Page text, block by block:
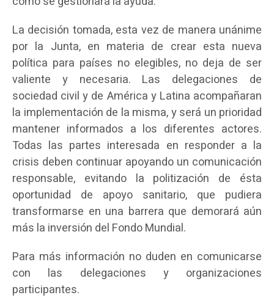
La decisión tomada, esta vez de manera unánime
por la Junta, en materia de crear esta nueva
política para países no elegibles, no deja de ser
valiente y necesaria. Las delegaciones de
sociedad civil y de América y Latina acompañaran
la implementación de la misma, y será un prioridad
mantener informados a los diferentes actores.
Todas las partes interesada en responder a la
crisis deben continuar apoyando un comunicación
responsable, evitando la politización de ésta
oportunidad de apoyo sanitario, que pudiera
transformarse en una barrera que demorará aún
más la inversión del Fondo Mundial.
Para más información no duden en comunicarse
con las delegaciones y organizaciones
participantes.